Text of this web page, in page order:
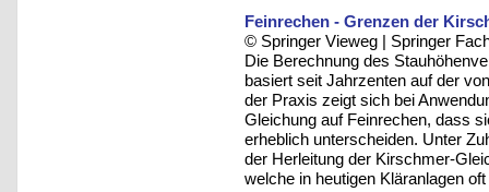
Feinrechen - Grenzen der
© Springer Vieweg | Springer
Die Berechnung des
basiert seit Jahrzenten auf der
der Praxis zeigt sich bei
Gleichung auf Feinrechen, dass
erheblich unterscheiden. Unter
der Herleitung der Kirschmer-
welche in heutigen Kläranlagen